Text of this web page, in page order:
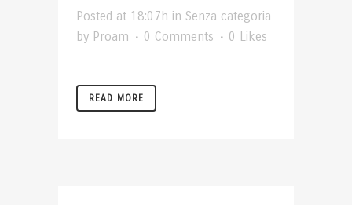
Posted at 18:07h in Senza categoria
by Proam 0 Comments 0 Likes
READ MORE